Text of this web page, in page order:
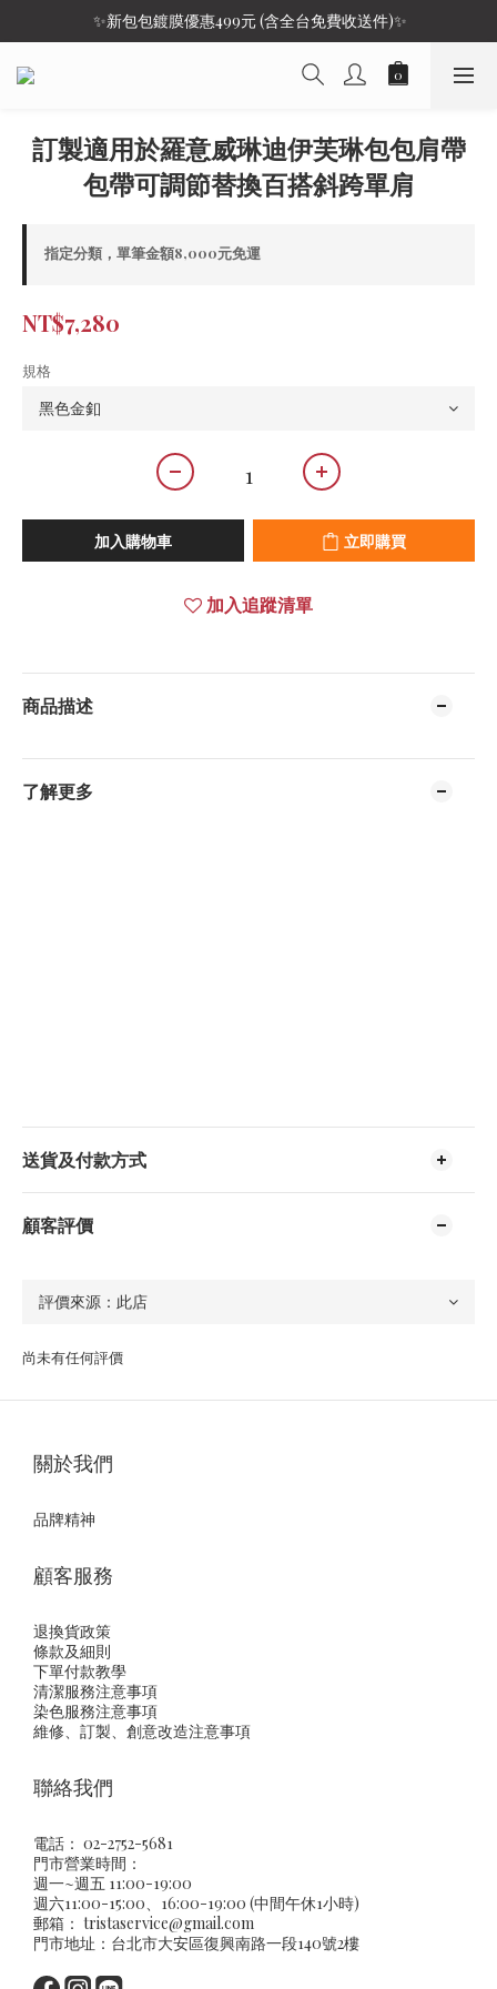
✨新包包鍍膜優惠499元 (含全台免費收送件)✨
訂製適用於羅意威琳迪伊芙琳包包肩帶
包帶可調節替換百搭斜跨單肩
指定分類，單筆金額8,000元免運
NT$7,280
規格
加入購物車 立即購買
加入追蹤清單
商品描述
了解更多
送貨及付款方式
顧客評價
尚未有任何評價
關於我們
品牌精神
顧客服務
退換貨政策
條款及細則
下單付款教學
清潔服務注意事項
染色服務注意事項
維修、訂製、創意改造注意事項
聯絡我們
電話： 02-2752-5681
門市營業時間：
週一~週五 11:00-19:00
週六11:00-15:00、16:00-19:00 (中間午休1小時)
郵箱： tristaservice@gmail.com
門市地址：台北市大安區復興南路一段140號2樓